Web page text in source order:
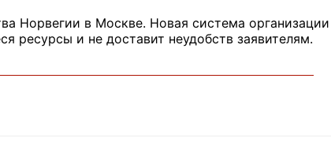
Норвегии в Москве. Новая система организации
ресурсы и не доставит неудобств заявителям.